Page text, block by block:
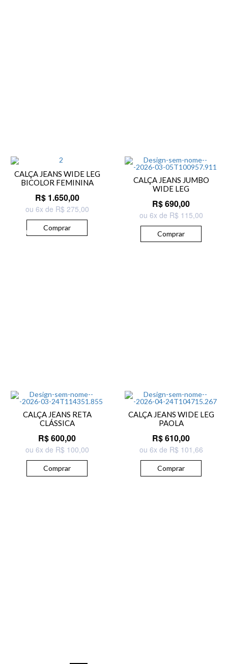
CALÇA JEANS WIDE LEG
BICOLOR FEMININA
R$ 1.650,00
ou 6x de R$ 275,00
Comprar
CALÇA JEANS JUMBO
WIDE LEG
R$ 690,00
ou 6x de R$ 115,00
Comprar
CALÇA JEANS RETA
CLÁSSICA
R$ 600,00
ou 6x de R$ 100,00
Comprar
CALÇA JEANS WIDE LEG
PAOLA
R$ 610,00
ou 6x de R$ 101,66
Comprar